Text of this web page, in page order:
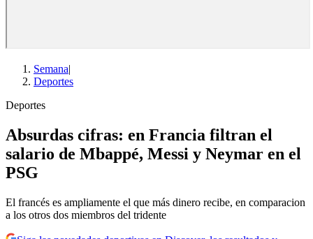
Semana|
Deportes
Deportes
Absurdas cifras: en Francia filtran el
salario de Mbappé, Messi y Neymar en el
PSG
El francés es ampliamente el que más dinero recibe, en comparacion
a los otros dos miembros del tridente